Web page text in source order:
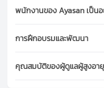
100,000 คนและให้บริการค
ลูกค้าของเรารว
ประเทศ
กัมพูชา: พนมเปญ (เปิดบ
ฟิลิปปินส์: มะนิลา (เปิด
ญี่ปุ่น: โยโกฮามะ โตเกีย
พนักงานของ Ayasan เป็นอ
หน้าที่ของบริษัทเพื่อให้มั่นใ
เรามีการตรวจและเก็บสำเ
และไม่อนุญาตให้สมัครผ่านร
ลูกค้าต้องการตรวจสอบปร
การฝึกอบรมและพัฒนา
ประสบการณ์มาก่อน หัวข้อก
สะอาด การซักรีด การทำอา
คุณสมบัติของผู้ดูแลผู้สูงอายุ